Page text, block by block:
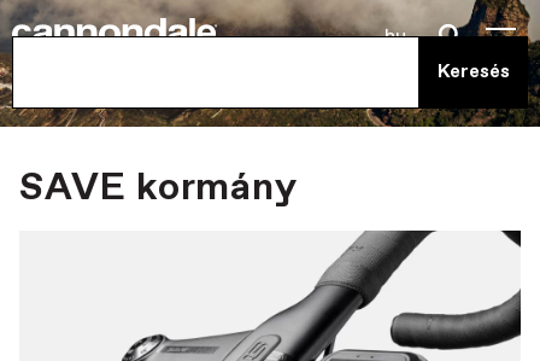
hu
SAVE kormány